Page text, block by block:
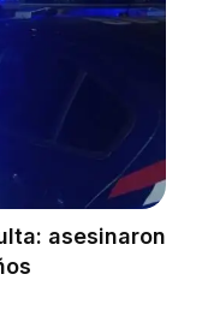
asesinaron